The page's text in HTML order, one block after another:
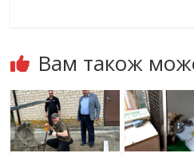
Вам також